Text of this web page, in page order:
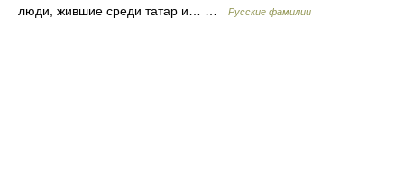
люди, жившие среди татар и… …
Русские фамилии